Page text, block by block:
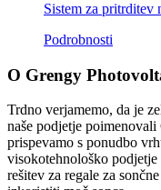
Sistem za pritrditev
Podrobnosti
O Grengy
Trdno verjamemo, da je
naše podjetje
prispevamo s ponudbo
visokotehnološko
rešitev za regale za